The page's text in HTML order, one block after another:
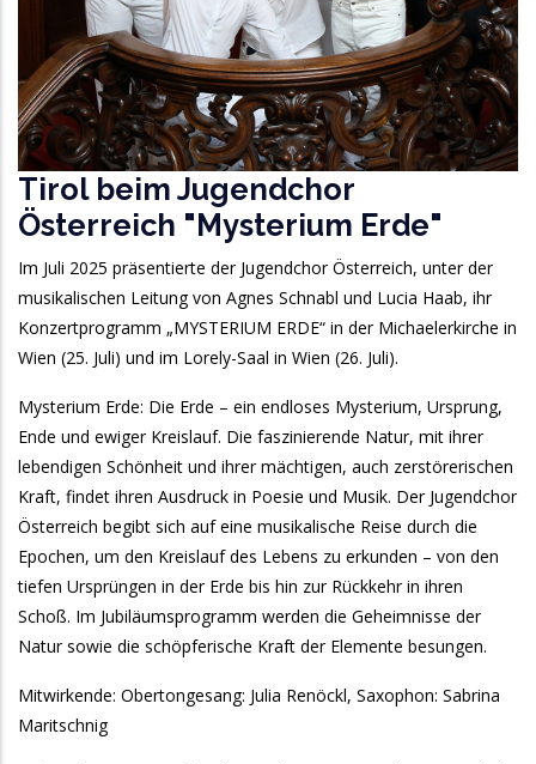
Tirol beim Jugendchor
Österreich "Mysterium Erde"
Im Juli 2025 präsentierte der Jugendchor Österreich, unter der
musikalischen Leitung von Agnes Schnabl und Lucia Haab, ihr
Konzertprogramm „MYSTERIUM ERDE“ in der Michaelerkirche in
Wien (25. Juli) und im Lorely-Saal in Wien (26. Juli).
Mysterium Erde: Die Erde – ein endloses Mysterium, Ursprung,
Ende und ewiger Kreislauf. Die faszinierende Natur, mit ihrer
lebendigen Schönheit und ihrer mächtigen, auch zerstörerischen
Kraft, findet ihren Ausdruck in Poesie und Musik. Der Jugendchor
Österreich begibt sich auf eine musikalische Reise durch die
Epochen, um den Kreislauf des Lebens zu erkunden – von den
tiefen Ursprüngen in der Erde bis hin zur Rückkehr in ihren
Schoß. Im Jubiläumsprogramm werden die Geheimnisse der
Natur sowie die schöpferische Kraft der Elemente besungen.
Mitwirkende: Obertongesang: Julia Renöckl, Saxophon: Sabrina
Maritschnig